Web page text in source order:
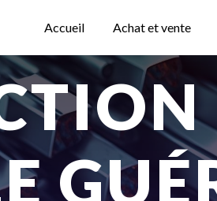
Accueil Achat et vente